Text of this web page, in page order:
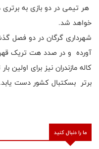
هر تیمی در دو بازی به
خواهد شد.
شهرداری گرگان در دو فصل
آورده و در صدد هت تریک
کاله مازندران نیز برای
برتر بسکتبال کشور دست یابد.
ما را دنبال کنید